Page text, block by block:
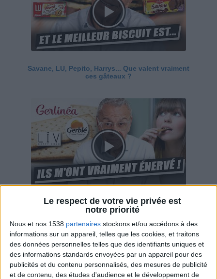
Le respect de votre vie privée est
notre priorité
Nous et nos 1538 partenaires stockons et/ou accédons à des
informations sur un appareil, telles que les cookies, et traitons
des données personnelles telles que des identifiants uniques et
des informations standards envoyées par un appareil pour des
publicités et du contenu personnalisés, des mesures de publicité
et de contenu, des études d'audience et le développement de
Savane, LU, Pepito, Harrys... Que valent vraiment
ces gâteaux ?
Ces marques diététiques : c'est n'importe quoi !
Webinaires en direct Voir tout